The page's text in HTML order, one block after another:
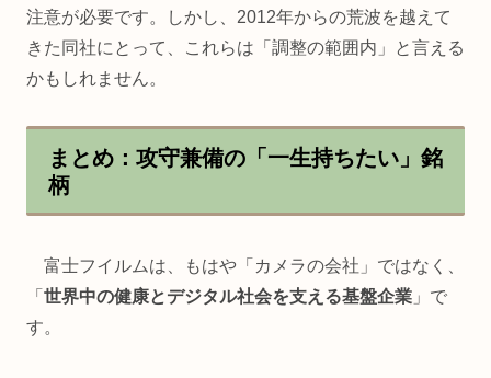
注意が必要です。しかし、2012年からの荒波を越えて
きた同社にとって、これらは「調整の範囲内」と言える
かもしれません。
まとめ：攻守兼備の「一生持ちたい」銘
柄
富士フイルムは、もはや「カメラの会社」ではなく、
「 世界中の健康とデジタル社会を支える基盤企業 」で
す。